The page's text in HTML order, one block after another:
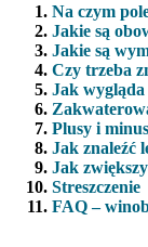
Na czym
Jakie są
Jakie są
Czy trzeba
Jak
Plusy i
Jak znaleźć
Jak
Streszczenie
FAQ –